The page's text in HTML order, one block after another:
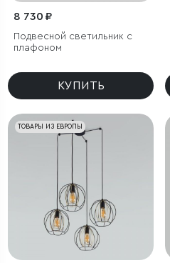
8 730 ₽
Подвесной светильник с
плафоном
КУПИТЬ
ТОВАРЫ ИЗ ЕВРОПЫ